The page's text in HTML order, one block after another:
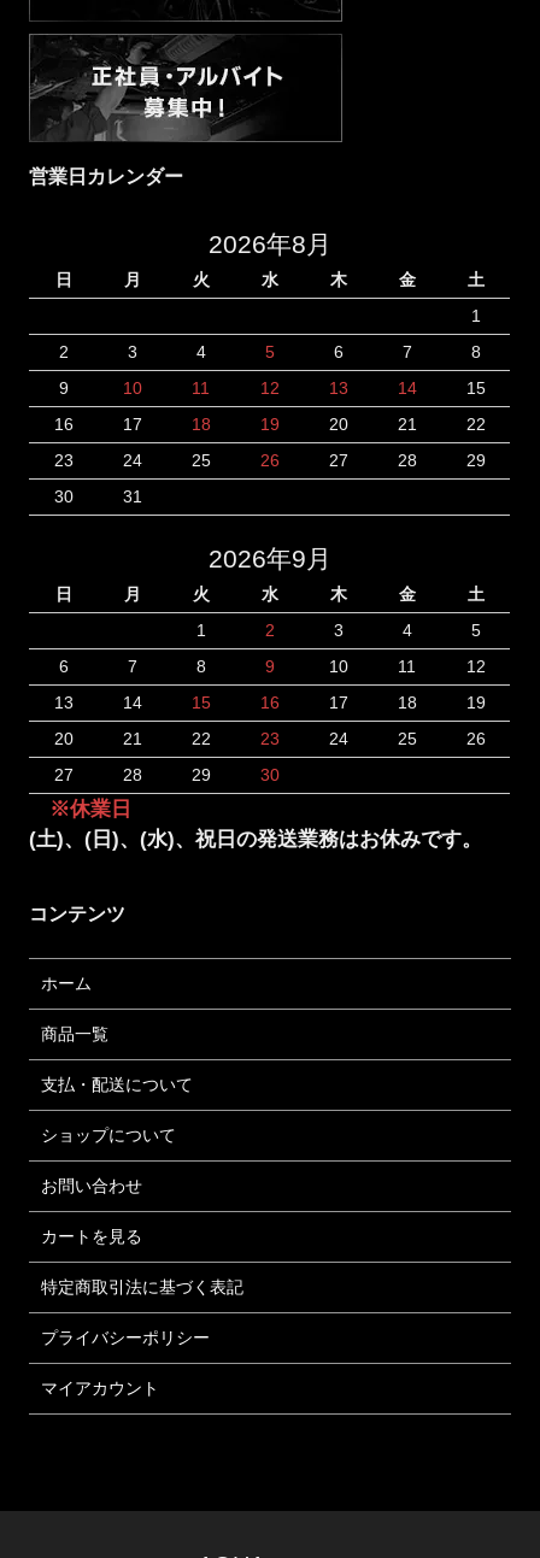
営業日カレンダー
2026年8月
日 月 火 水 木 金
土
1
2
3 4 5 6 7
8
9
10 11 12 13 14
15
16
17 18 19 20 21
22
23
24 25 26 27 28
29
30
31
2026年9月
日 月 火 水 木 金
土
1
2 3 4
5
6
7 8 9 10 11
12
13
14 15 16 17 18
19
20
21 22 23 24 25
26
27
28 29 30
※休業日
(土)、(日)、(水)、祝日の発送業務はお休みです。
コンテンツ
ホーム
商品一覧
支払・配送について
ショップについて
お問い合わせ
カートを見る
特定商取引法に基づく表記
プライバシーポリシー
マイアカウント